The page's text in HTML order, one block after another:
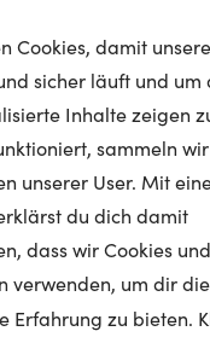
Seite kann nicht
einem bestimmten
Homepage
Cookies, damit
sicher läuft und
Inhalte zeigen
sammeln
unserer User. Mit
du dich damit
dass wir Cookies
verwenden, um dir die
Erfahrung zu bieten.